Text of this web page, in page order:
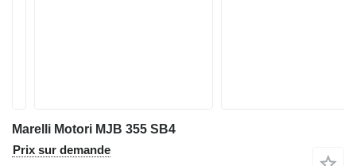
Marelli Motori MJB 355 SB4
Prix sur demande